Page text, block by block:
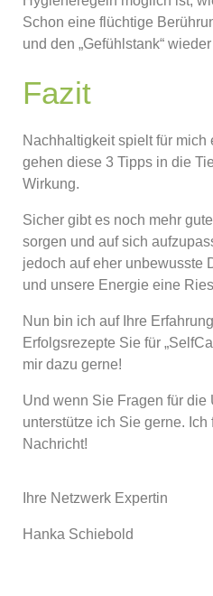
Schon eine flüchtige
und den „Gefühlstank“
Fazit
Nachhaltigkeit spielt für
gehen diese 3 Tipps in die
Wirkung.
Sicher gibt es noch mehr
sorgen und auf sich
jedoch auf eher unbewusste
und unsere Energie eine
Nun bin ich auf Ihre
Erfolgsrezepte Sie für
mir dazu gerne!
Und wenn Sie Fragen für die
unterstütze ich Sie gerne. Ich
Nachricht!
Ihre Netzwerk Expertin
Hanka Schiebold